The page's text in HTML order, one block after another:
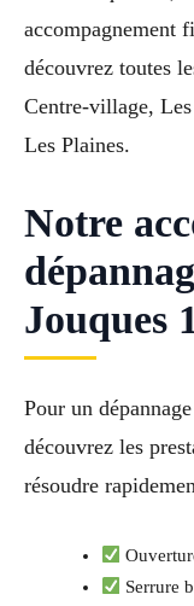
accompagnement
découvrez toutes
Centre-village,
Les Plaines.
Notre
Jouques
Pour un
découvrez les
résoudre
Serrure